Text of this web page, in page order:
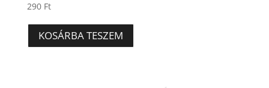
290 Ft
KOSÁRBA TESZEM